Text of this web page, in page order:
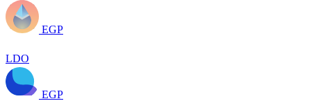
EGP
LDO
EGP